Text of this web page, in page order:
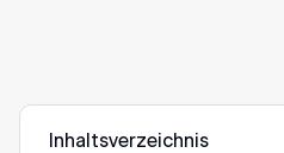
Inhaltsverzeichnis